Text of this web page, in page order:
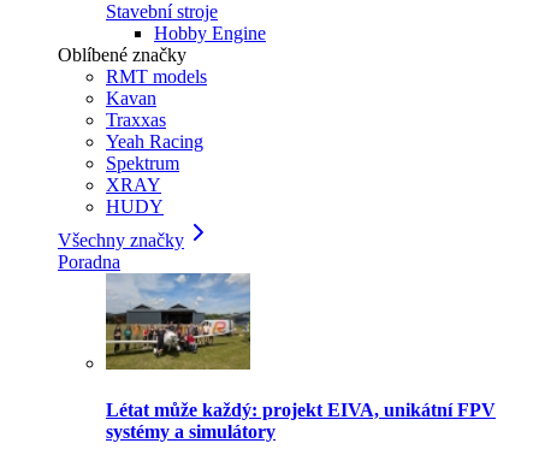
Stavební stroje
Hobby Engine
Oblíbené značky
RMT models
Kavan
Traxxas
Yeah Racing
Spektrum
XRAY
HUDY
Všechny značky
Poradna
Létat může každý: projekt EIVA, unikátní FPV
systémy a simulátory